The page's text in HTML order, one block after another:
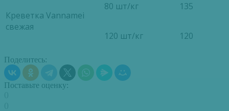
Креветка Vannamei
свежая
80 шт/кг 135
120 шт/кг 120
Поделитесь:
Поставьте оценку: